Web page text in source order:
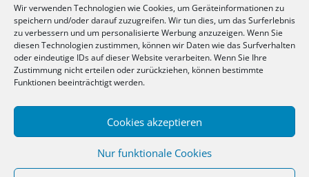
Wir verwenden Technologien wie Cookies, um Geräteinformationen zu
speichern und/oder darauf zuzugreifen. Wir tun dies, um das Surferlebnis
zu verbessern und um personalisierte Werbung anzuzeigen. Wenn Sie
diesen Technologien zustimmen, können wir Daten wie das Surfverhalten
oder eindeutige IDs auf dieser Website verarbeiten. Wenn Sie Ihre
Zustimmung nicht erteilen oder zurückziehen, können bestimmte
Funktionen beeinträchtigt werden.
Cookies akzeptieren
Nur funktionale Cookies
BLOGGERAMT